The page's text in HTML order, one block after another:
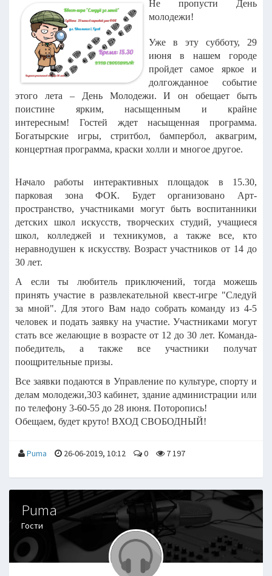
Не пропусти День
молодежи!
Уже в эту субботу, 29
июня в нашем городе
пройдет самое яркое и
долгожданное событие
этого лета – День Молодежи. И он обещает быть
поистине ярким, насыщенным и крайне
интересным! Гостей ждет насыщенная программа.
Богатырские игры, стритбол, бампербол, аквагрим,
концертная программа, краски холли и многое другое.
Начало работы интерактивных площадок в 15.30,
парковая зона ФОК. Будет организовано Арт-
пространство, участниками могут быть воспитанники
детских школ искусств, творческих студий, учащиеся
школ, колледжей и техникумов, а также все, кто
неравнодушен к искусству. Возраст участников от 14 до
30 лет.
А если ты любитель приключений, тогда можешь
принять участие в развлекательной квест-игре "Следуй
за мной". Для этого Вам надо собрать команду из 4-5
человек и подать заявку на участие. Участниками могут
стать все желающие в возрасте от 12 до 30 лет. Команда-
победитель, а также все участники получат
поощрительные призы.
Все заявки подаются в Управление по культуре, спорту и
делам молодежи,303 кабинет, здание администрации или
по телефону 3-60-55 до 28 июня. Поторопись!
Обещаем, будет круто! ВХОД СВОБОДНЫЙ!
Puma 26-06-2019, 10:12 0 7 197
Puma
Гости